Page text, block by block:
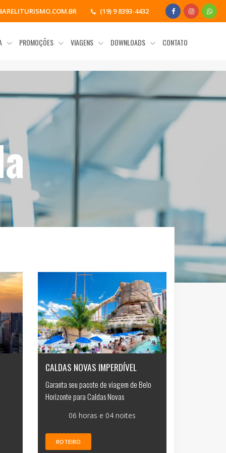
(19) 9 8393-4432
PROMOÇÕES VIAGENS DOWNLOADS CONTATO
CALDAS NOVAS IMPERDÍVEL
Garanta seu pacote de viagem de Belo
Horizonte para Caldas Novas
06 horas e 04 noites
ROTEIRO